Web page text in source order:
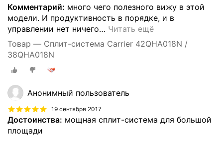
Комментарий: много чего полезного вижу в этой
модели. И продуктивность в порядке, и в
управлении нет ничего… Читать ещё
Товар — Сплит-система Carrier 42QHA018N /
38QHA018N
Анонимный пользователь
19 сентября 2017
Достоинства: мощная сплит-система для большой
площади